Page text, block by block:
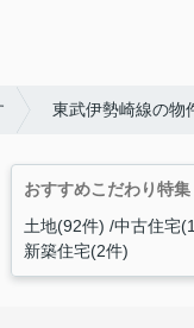
東武伊勢崎線の物
おすすめこだわり特集
土地(92件) 中古住宅
新築住宅(2件)